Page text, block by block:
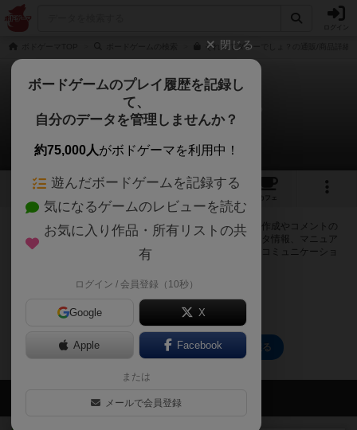
それってダミーでしょ？の通販/商品詳細
それってダミーでしょ？
0件の掲示板
5 2
カフェ
ログインするとそれってダミーでしょ？に関する掲示板の作成やコメントの
書き込みが出来るようになります。ルールの疑問やエラッタ情報、マニュア
ルでは判断し辛い曖昧な表記等について会員同士で自由にコミュニケーショ
ログイン/無料会員登録
それってダミーでしょ？のトップに戻る
会員の新しい投稿
閉じる
ボードゲームのプレイ履歴を記録し
て、
自分のデータを管理しませんか？
約75,000人がボドゲーマを利用中！
遊んだボードゲームを記録する
気になるゲームのレビューを読む
お気に入り作品・所有リストの共
有
ログイン / 会員登録（10秒）
Google X
Apple Facebook
または
メールで会員登録